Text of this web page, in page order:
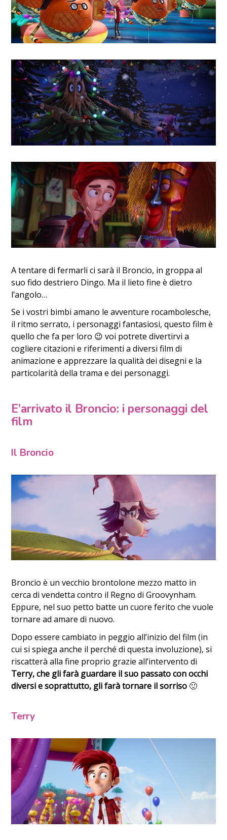
A tentare di fermarli ci sarà il Broncio, in groppa al
suo fido destriero Dingo. Ma il lieto fine è dietro
l’angolo…
Se i vostri bimbi amano le avventure rocambolesche,
il ritmo serrato, i personaggi fantasiosi, questo film è
quello che fa per loro 😉 voi potrete divertirvi a
cogliere citazioni e riferimenti a diversi film di
animazione e apprezzare la qualità dei disegni e la
particolarità della trama e dei personaggi.
E’arrivato il Broncio: i personaggi del
film
Il Broncio
Broncio è un vecchio brontolone mezzo matto in
cerca di vendetta contro il Regno di Groovynham.
Eppure, nel suo petto batte un cuore ferito che vuole
tornare ad amare di nuovo.
Dopo essere cambiato in peggio all’inizio del film (in
cui si spiega anche il perché di questa involuzione), si
riscatterà alla fine proprio grazie all’intervento di
Terry, che gli farà guardare il suo passato con occhi
diversi e soprattutto, gli farà tornare il sorriso 🙂
Terry